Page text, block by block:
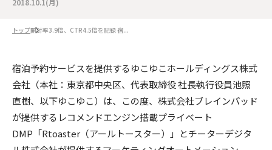
2018.10.1(月)
トップ開封率3.9倍、CTR4.5倍を記録 宿...
宿泊予約サービスを提供するゆこゆこホールディングス株式
会社（本社：東京都中央区、代表取締役 社長執行役員池照
直樹、以下ゆこゆこ）は、この度、株式会社ブレインパッド
が提供するレコメンドエンジン搭載プライベート
DMP「Rtoaster（アールトースター）」とチーターデジタ